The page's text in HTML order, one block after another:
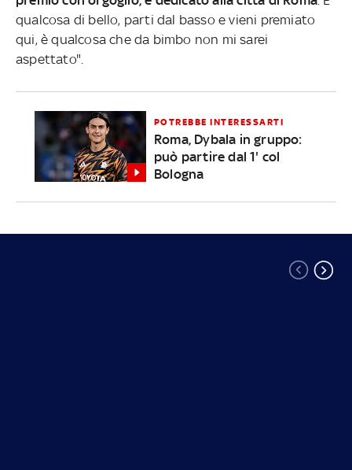
qualcosa di bello, parti dal basso e vieni premiato
qui, è qualcosa che da bimbo non mi sarei
aspettato".
POTREBBE INTERESSARTI
Roma, Dybala in gruppo:
può partire dal 1' col
Bologna